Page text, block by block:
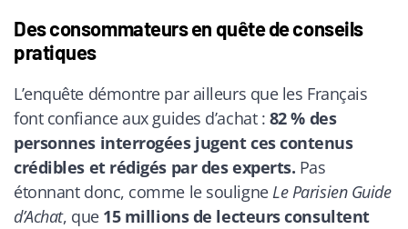
Des consommateurs en quête de conseils
pratiques
L’enquête démontre par ailleurs que les Français
font confiance aux guides d’achat : 82 % des
personnes interrogées jugent ces contenus
crédibles et rédigés par des experts. Pas
étonnant donc, comme le souligneLe Parisien Guide
d’Achat, que 15 millions de lecteurs consultent